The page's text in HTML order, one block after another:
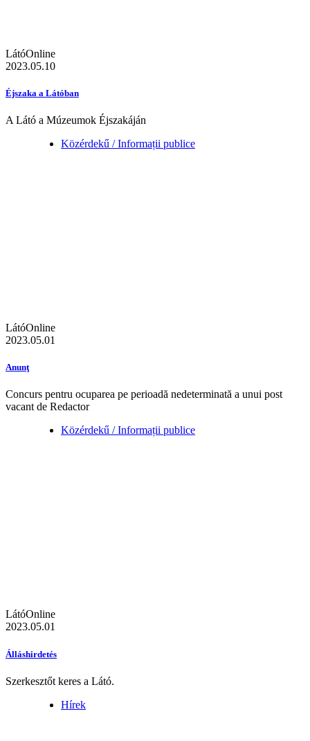
LátóOnline
2023.05.10
Éjszaka a Látóban
A Látó a Múzeumok Éjszakáján
Közérdekű / Informații publice
LátóOnline
2023.05.01
Anunţ
Concurs pentru ocuparea pe perioadă nedeterminată a unui post
vacant de Redactor
Közérdekű / Informații publice
LátóOnline
2023.05.01
Álláshirdetés
Szerkesztőt keres a Látó.
Hírek